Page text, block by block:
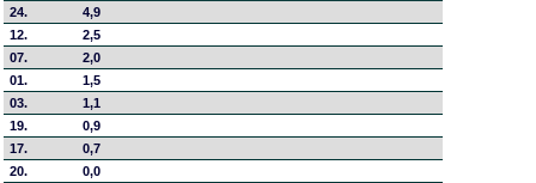
24.
4,9
12.
2,5
07.
2,0
01.
1,5
03.
1,1
19.
0,9
17.
0,7
20.
0,0